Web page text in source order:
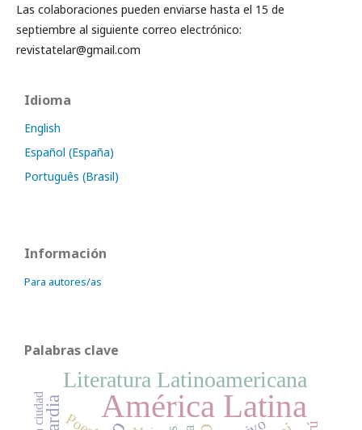
Las colaboraciones pueden enviarse hasta el 15 de
septiembre al siguiente correo electrónico:
revistatelar@gmail.com
Idioma
English
Español (España)
Português (Brasil)
Información
Para autores/as
Palabras clave
América Latina
Literatura Latinoamericana
La ciudad